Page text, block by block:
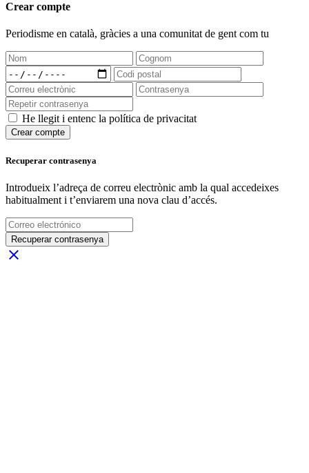
Crear compte
Periodisme en català, gràcies a una comunitat de gent com tu
He llegit i entenc la política de privacitat
Crear compte
Recuperar contrasenya
Introdueix l’adreça de correu electrònic amb la qual accedeixes
habitualment i t’enviarem una nova clau d’accés.
Recuperar contrasenya
close